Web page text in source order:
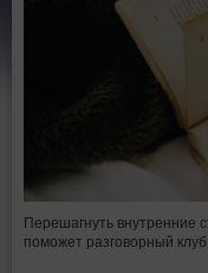
Перешагнуть внутренние
поможет разговорный